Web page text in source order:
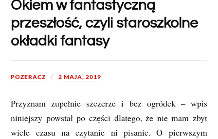
Okiem w fantastyczną
przeszłość, czyli staroszkolne
okładki fantasy
POZERACZ 2 MAJA, 2019
Przyznam zupełnie szczerze i bez ogródek – wpis
niniejszy powstał po części dlatego, że nie mam zbyt
wiele czasu na czytanie ni pisanie. O pierwszym